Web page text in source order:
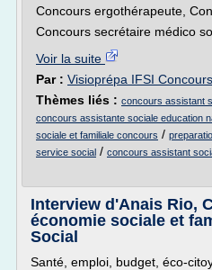
Concours ergothérapeute,
Concours secrétaire médico
Voir la suite
Par : Visioprépa IFSI
Thèmes liés : concours assistant
concours assistante sociale education
sociale et familiale concours /
service social / concours assistant
Interview d'Anais Rio,
économie sociale et
Social
Santé, emploi, budget, éco-